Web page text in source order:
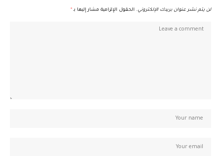
لن يتم نشر عنوان بريدك الإلكتروني. الحقول الإلزامية مشار إليها بـ *